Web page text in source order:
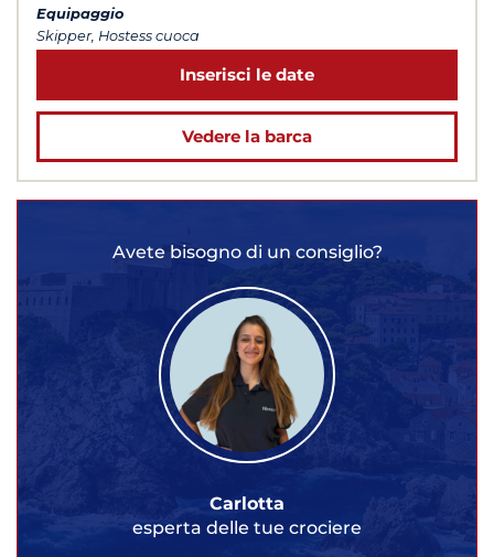
Equipaggio
Skipper, Hostess cuoca
Inserisci le date
Vedere la barca
Avete bisogno di un consiglio?
Carlotta
esperta delle tue crociere